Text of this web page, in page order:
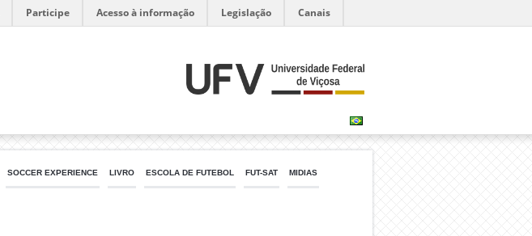
Participe Acesso à informação Legislação Canais
SOCCER EXPERIENCE LIVRO ESCOLA DE FUTEBOL FUT-SAT MIDIAS